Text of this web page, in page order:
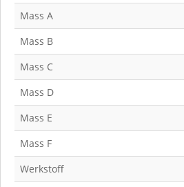
Mass A
Mass B
Mass C
Mass D
Mass E
Mass F
Werkstoff